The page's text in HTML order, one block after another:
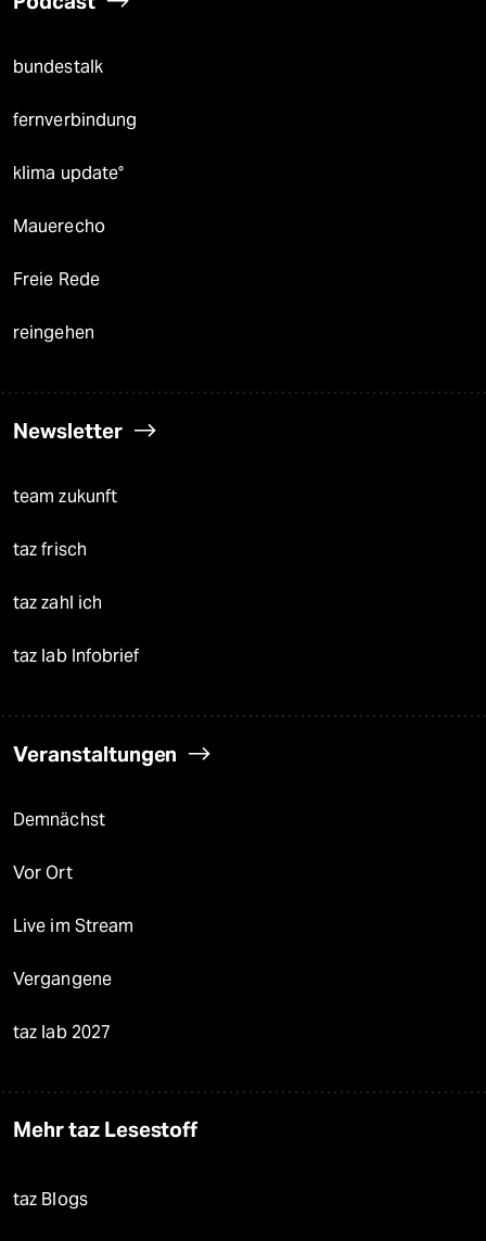
bundestalk
fernverbindung
klima update°
Mauerecho
Freie Rede
reingehen
Newsletter
team zukunft
taz frisch
taz zahl ich
taz lab Infobrief
Veranstaltungen
Demnächst
Vor Ort
Live im Stream
Vergangene
taz lab 2027
Mehr taz Lesestoff
taz Blogs